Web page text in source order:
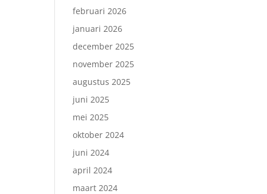
februari 2026
januari 2026
december 2025
november 2025
augustus 2025
juni 2025
mei 2025
oktober 2024
juni 2024
april 2024
maart 2024